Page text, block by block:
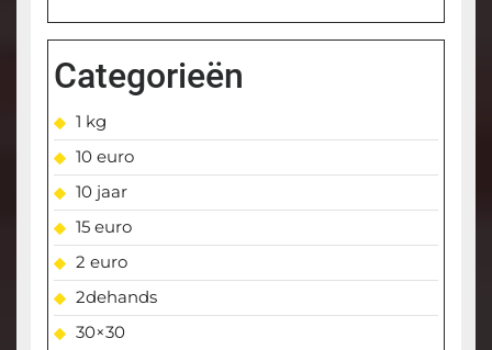
Categorieën
1 kg
10 euro
10 jaar
15 euro
2 euro
2dehands
30×30